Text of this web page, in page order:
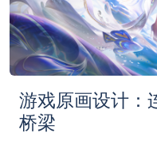
游戏原画设计：
桥梁